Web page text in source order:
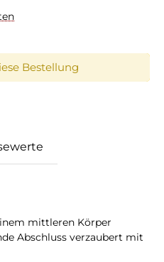
Bestellung
mittleren Körper
Abschluss verzaubert mit